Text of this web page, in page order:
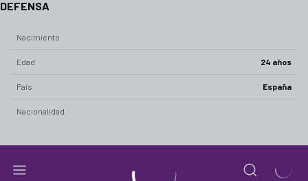
DEFENSA
Nacimiento
Edad 24 años
País España
Nacionalidad